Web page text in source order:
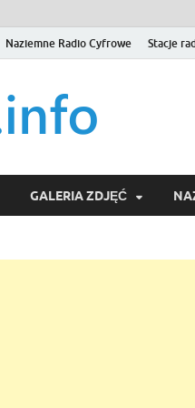
Naziemne Radio Cyfrowe Stacje
GALERIA ZDJĘĆ